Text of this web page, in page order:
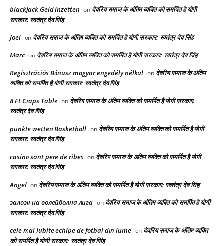
blackjack Geld inzetten on देवरिय समाज के अंतिम व्यक्ति को समर्पित है योगी
सरकार: स्वतंत्र देव सिंह
Joel on देवरिय समाज के अंतिम व्यक्ति को समर्पित है योगी सरकार: स्वतंत्र देव सिंह
Marc on देवरिय समाज के अंतिम व्यक्ति को समर्पित है योगी सरकार: स्वतंत्र देव सिंह
Regisztrációs Bónusz magyar engedély nélkül on देवरिय समाज के अंतिम
व्यक्ति को समर्पित है योगी सरकार: स्वतंत्र देव सिंह
8 Ft Craps Table on देवरिय समाज के अंतिम व्यक्ति को समर्पित है योगी सरकार:
स्वतंत्र देव सिंह
punkte wetten Basketball on देवरिय समाज के अंतिम व्यक्ति को समर्पित है योगी
सरकार: स्वतंत्र देव सिंह
casino sant pere de ribes on देवरिय समाज के अंतिम व्यक्ति को समर्पित है योगी
सरकार: स्वतंत्र देव सिंह
Angel on देवरिय समाज के अंतिम व्यक्ति को समर्पित है योगी सरकार: स्वतंत्र देव सिंह
залози на волейболна лига on देवरिय समाज के अंतिम व्यक्ति को समर्पित है योगी
सरकार: स्वतंत्र देव सिंह
cele mai Iubite echipe de fotbal din lume on देवरिय समाज के अंतिम व्यक्ति
को समर्पित है योगी सरकार: स्वतंत्र देव सिंह